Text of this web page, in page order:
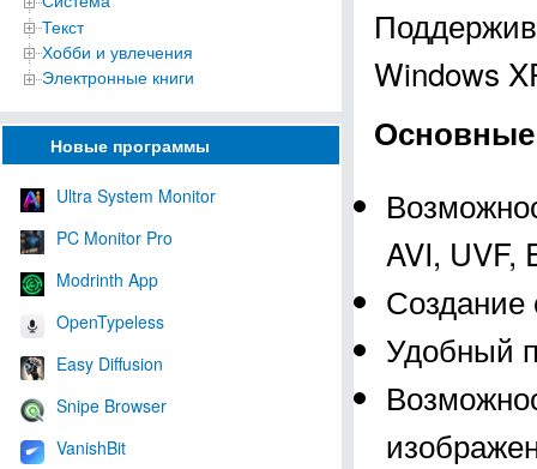
Текст
Хобби и увлечения
Электронные книги
Новые программы
Ultra System Monitor
PC Monitor Pro
Modrinth App
OpenTypeless
Easy Diffusion
Snipe Browser
VanishBit
Windows
Основные
AVI, UVF,
Создание
Удобный